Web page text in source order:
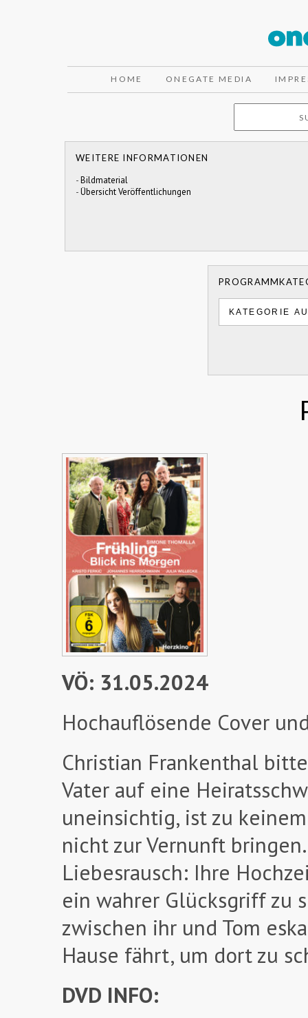
HOME ONEGATE MEDIA
WEITERE INFORMATIONEN
-Bildmaterial
-Übersicht Veröffentlichungen
VÖ: 31.05.2024
Hochauflösende Cover
Christian Frankenthal
Vater auf eine
uneinsichtig, ist zu
nicht zur Vernunft
Liebesrausch: Ihre
ein wahrer Glücksgriff zu
zwischen ihr und Tom
Hause fährt, um dort zu
DVD INFO: